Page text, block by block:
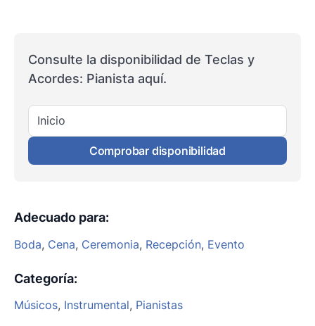
Consulte la disponibilidad de Teclas y
Acordes: Pianista aquí.
Inicio
Comprobar disponibilidad
Adecuado para:
Boda, Cena, Ceremonia, Recepción, Evento
Categoría:
Músicos, Instrumental, Pianistas